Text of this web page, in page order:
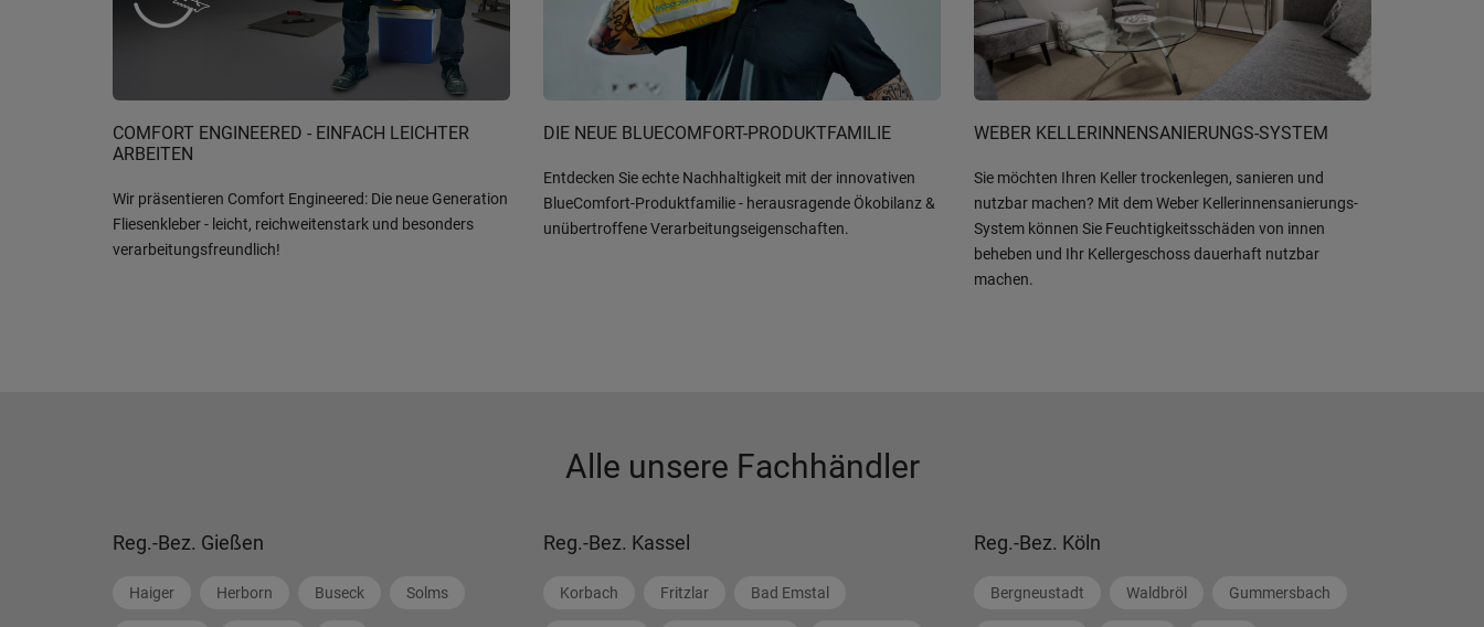
COMFORT ENGINEERED - EINFACH LEICHTER
ARBEITEN
Wir präsentieren Comfort Engineered: Die neue Generation
Fliesenkleber - leicht, reichweitenstark und besonders
verarbeitungsfreundlich!
DIE NEUE BLUECOMFORT-PRODUKTFAMILIE
Entdecken Sie echte Nachhaltigkeit mit der innovativen
BlueComfort-Produktfamilie - herausragende Ökobilanz &
unübertroffene Verarbeitungseigenschaften.
WEBER KELLERINNENSANIERUNGS-SYSTEM
Sie möchten Ihren Keller trockenlegen, sanieren und
nutzbar machen? Mit dem Weber Kellerinnensanierungs-
System können Sie Feuchtigkeitsschäden von innen
beheben und Ihr Kellergeschoss dauerhaft nutzbar
machen.
Alle unsere Fachhändler
Reg.-Bez. Gießen
Haiger Herborn Buseck Solms
Reg.-Bez. Kassel
Korbach Fritzlar Bad Emstal
Reg.-Bez. Köln
Bergneustadt Waldbröl Gummersbach